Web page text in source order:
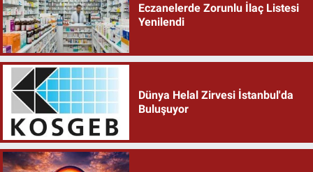
Eczanelerde Zorunlu İlaç Listesi
Yenilendi
Dünya Helal Zirvesi İstanbul'da
Buluşuyor